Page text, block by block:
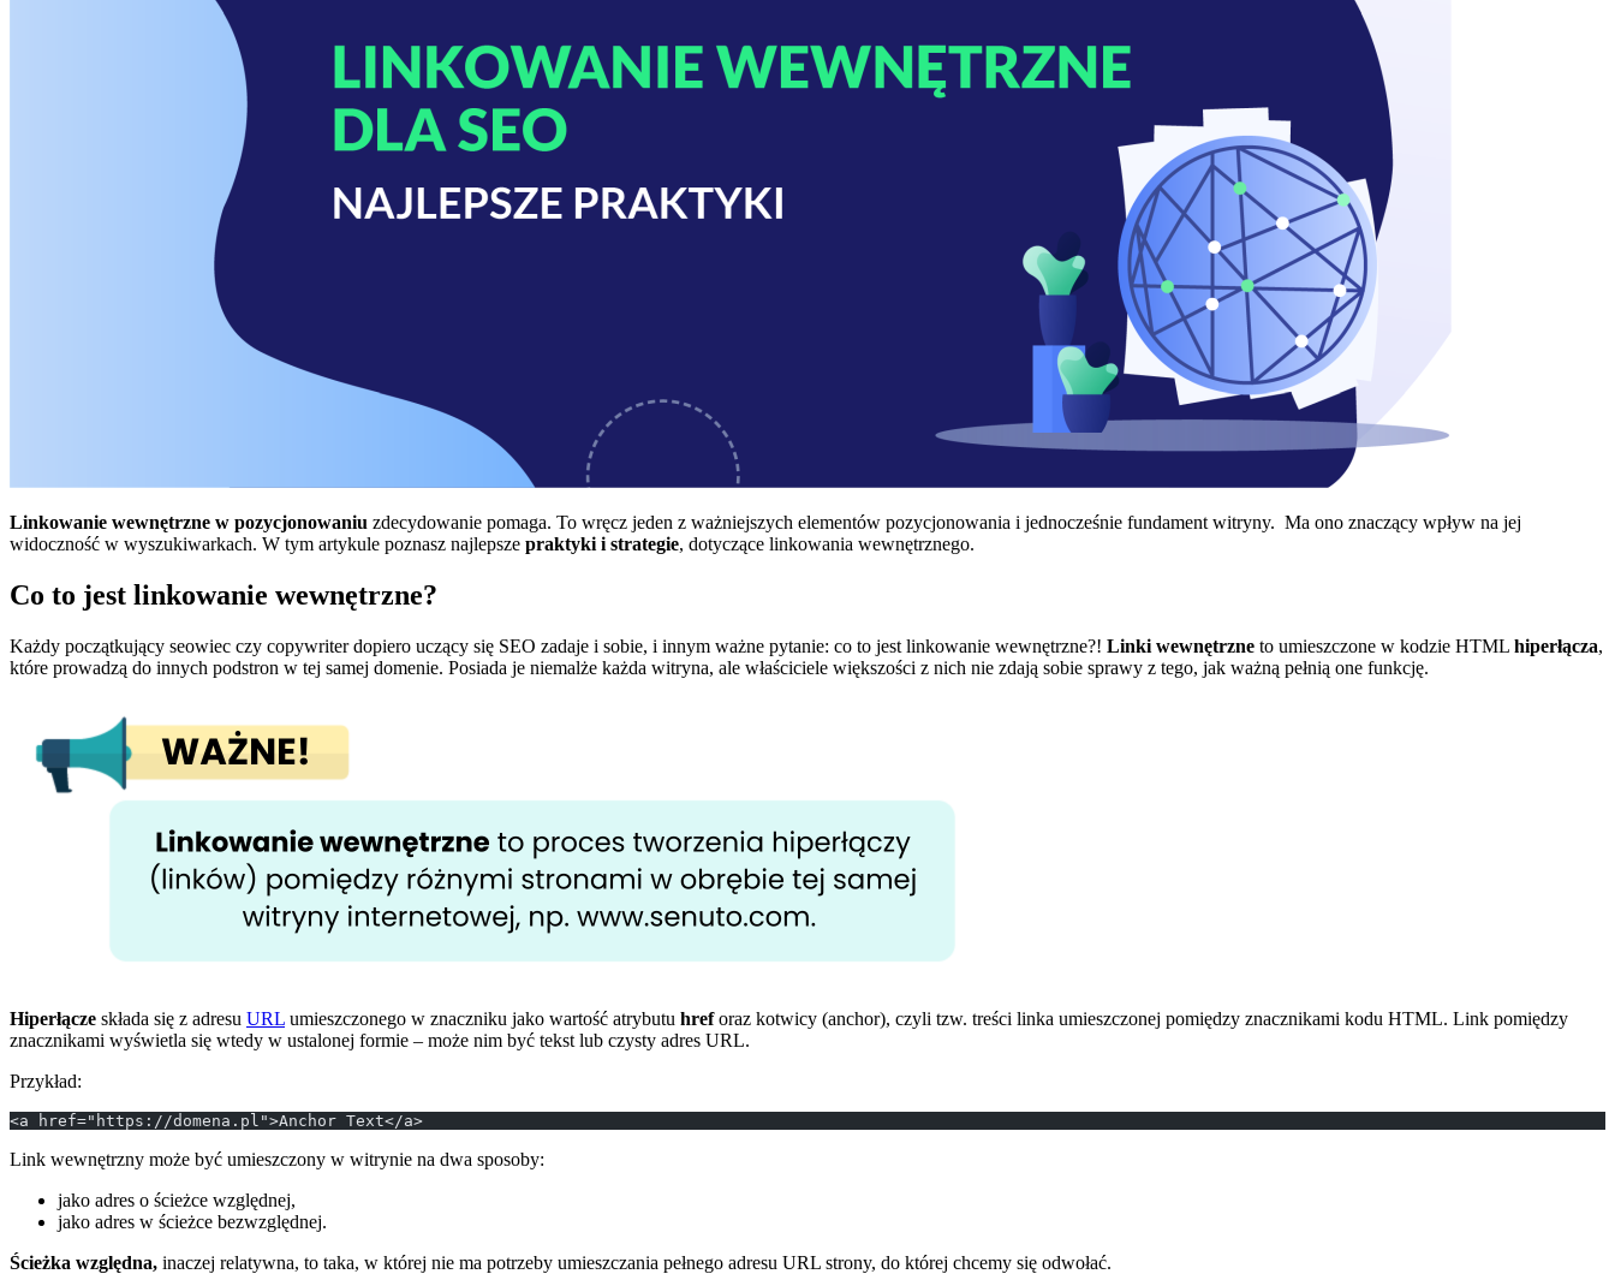
Linkowanie wewnętrzne w pozycjonowaniu zdecydowanie pomaga. To wręcz jeden z ważniejszych elementów pozycjonowania i jednocześnie fundament witryny. Ma ono znaczący wpływ na jej
widoczność w wyszukiwarkach. W tym artykule poznasz najlepsze praktyki i strategie, dotyczące linkowania wewnętrznego.
Co to jest linkowanie wewnętrzne?
Każdy początkujący seowiec czy copywriter dopiero uczący się SEO zadaje i sobie, i innym ważne pytanie: co to jest linkowanie wewnętrzne?! Linki wewnętrzne to umieszczone w kodzie HTML hiperłącza,
które prowadzą do innych podstron w tej samej domenie. Posiada je niemalże każda witryna, ale właściciele większości z nich nie zdają sobie sprawy z tego, jak ważną pełnią one funkcję.
Hiperłącze składa się z adresu URL umieszczonego w znaczniku jako wartość atrybutu hreforaz kotwicy (anchor), czyli tzw. treści linka umieszczonej pomiędzy znacznikami kodu HTML. Link pomiędzy
znacznikami wyświetla się wtedy w ustalonej formie – może nim być tekst lub czysty adres URL.
Przykład:
<a href="https://domena.pl">Anchor Text</a>
Link wewnętrzny może być umieszczony w witrynie na dwa sposoby:
jako adres o ścieżce względnej,
jako adres w ścieżce bezwzględnej.
Ścieżka względna, inaczej relatywna, to taka, w której nie ma potrzeby umieszczania pełnego adresu URL strony, do której chcemy się odwołać.